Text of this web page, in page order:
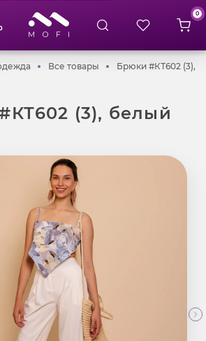
0
Женская одежда
Все товары Все товары
Брюки #КТ602 (3),
(3), белый